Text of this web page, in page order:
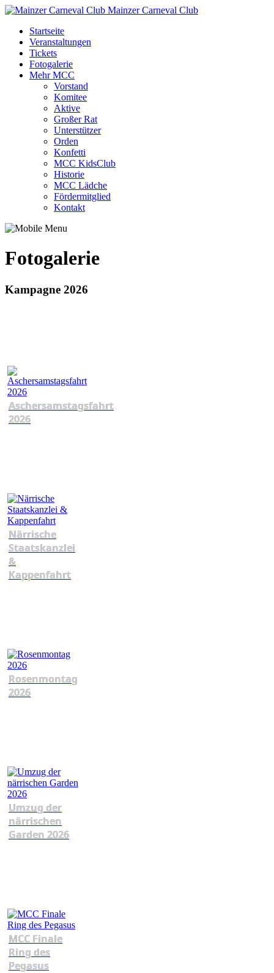
Mainzer Carneval Club
Startseite
Veranstaltungen
Tickets
Fotogalerie
Mehr MCC
Vorstand
Komitee
Aktive
Großer Rat
Unterstützer
Orden
Konfetti
MCC KidsClub
Historie
MCC Lädche
Fördermitglied
Kontakt
Fotogalerie
Kampagne 2026
Aschersamstagsfahrt
2026
Närrische
Staatskanzlei
&
Kappenfahrt
Rosenmontag
2026
Umzug der
närrischen
Garden 2026
MCC Finale
Ring des
Pegasus